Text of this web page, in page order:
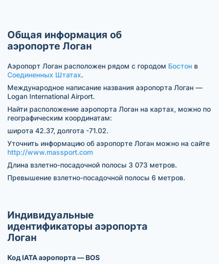
Общая информация об
аэропорте Логан
Аэропорт Логан расположен рядом с городом Бостон в
Соединенных Штатах.
Международное написание названия аэропорта Логан —
Logan International Airport.
Найти расположение аэропорта Логан на картах, можно по
географическим координатам:
широта 42.37, долгота -71.02.
Уточнить информацию об аэропорте Логан можно на сайте
http://www.massport.com
Длина взлетно-посадочной полосы 3 073 метров.
Превышение взлетно-посадочной полосы 6 метров.
Индивидуальные
идентификаторы аэропорта
Логан
Код IATA аэропорта — BOS